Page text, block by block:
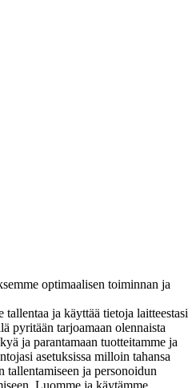
optimaalisen toiminnan ja
ja käyttää tietoja laitteestasi
pyritään tarjoamaan olennaista
ja parantamaan tuotteitamme ja
asetuksissa milloin tahansa
tallentamiseen ja personoidun